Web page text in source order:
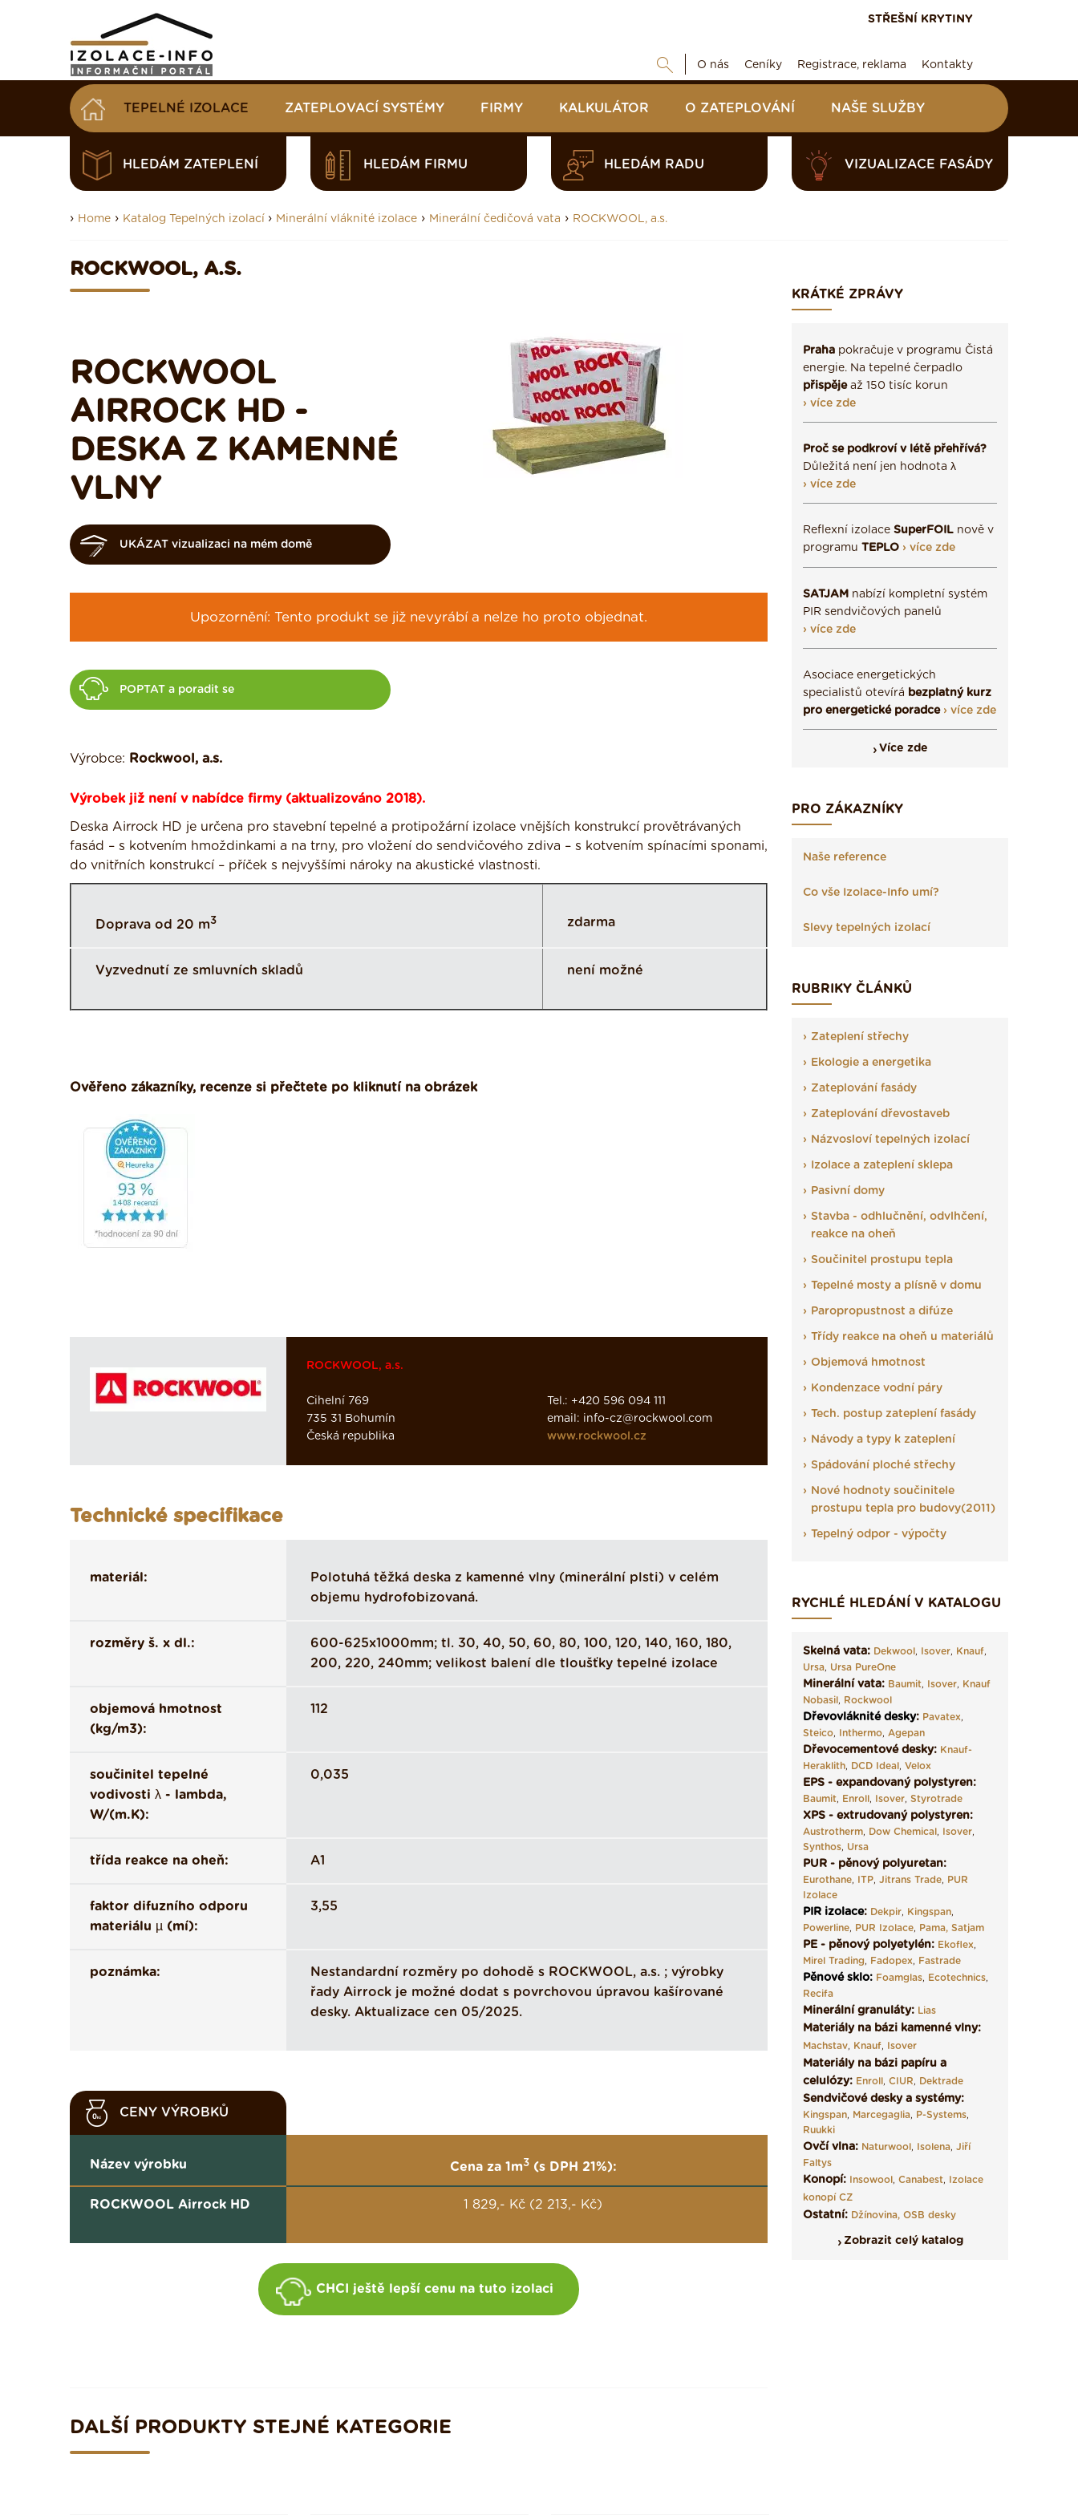
STŘEŠNÍ KRYTINY
O nás Ceníky Registrace, reklama Kontakty
TEPELNÉ IZOLACE ZATEPLOVACÍ SYSTÉMY FIRMY KALKULÁTOR O ZATEPLOVÁNÍ NAŠE SLUŽBY
HLEDÁM ZATEPLENÍ HLEDÁM FIRMU HLEDÁM RADU VIZUALIZACE FASÁDY
› Home › Katalog Tepelných izolací › Minerální vláknité izolace › Minerální čedičová vata › ROCKWOOL, a.s.
ROCKWOOL, A.S.
ROCKWOOL
AIRROCK HD -
DESKA Z KAMENNÉ
VLNY
UKÁZAT vizualizaci na mém domě
Upozornění: Tento produkt se již nevyrábí a nelze ho proto objednat.
POPTAT a poradit se
Výrobce: Rockwool, a.s.
Výrobek již není v nabídce firmy (aktualizováno 2018).
Deska Airrock HD je určena pro stavební tepelné a protipožární izolace vnějších konstrukcí provětrávaných
fasád – s kotvením hmoždinkami a na trny, pro vložení do sendvičového zdiva – s kotvením spínacími sponami,
do vnitřních konstrukcí – příček s nejvyššími nároky na akustické vlastnosti.
Doprava od 20 m3 zdarma
Vyzvednutí ze smluvních skladů není možné
Ověřeno zákazníky, recenze si přečtete po kliknutí na obrázek
ROCKWOOL, a.s.
Cihelní 769
735 31 Bohumín
Česká republika
Tel.: +420 596 094 111
email: info-cz@rockwool.com
www.rockwool.cz
Technické specifikace
materiál:
Polotuhá těžká deska z kamenné vlny (minerální plsti) v celém
objemu hydrofobizovaná.
rozměry š. x dl.:
600-625x1000mm; tl. 30, 40, 50, 60, 80, 100, 120, 140, 160, 180,
200, 220, 240mm; velikost balení dle tloušťky tepelné izolace
objemová hmotnost
(kg/m3):
112
součinitel tepelné
vodivosti λ - lambda,
W/(m.K):
0,035
třída reakce na oheň: A1
faktor difuzního odporu
materiálu µ (mí):
3,55
poznámka:
Nestandardní rozměry po dohodě s ROCKWOOL, a.s. ; výrobky
řady Airrock je možné dodat s povrchovou úpravou kašírované
desky. Aktualizace cen 05/2025.
CENY VÝROBKŮ
Název výrobku Cena za 1m3(s DPH 21%):
ROCKWOOL Airrock HD 1 829,- Kč (2 213,- Kč)
CHCI ještě lepší cenu na tuto izolaci
DALŠÍ PRODUKTY STEJNÉ KATEGORIE
KRÁTKÉ ZPRÁVY
Praha pokračuje v programu Čistá
energie. Na tepelné čerpadlo
přispějeaž 150 tisíc korun
› více zde
Proč se podkroví v létě přehřívá?
Důležitá není jen hodnota λ
› více zde
Reflexní izolace SuperFOIL nově v
programu TEPLO › více zde
SATJAM nabízí kompletní systém
PIR sendvičových panelů
› více zde
Asociace energetických
specialistů otevírá bezplatný kurz
pro energetické poradce › více zde
Více zde
PRO ZÁKAZNÍKY
Naše reference
Co vše Izolace-Info umí?
Slevy tepelných izolací
RUBRIKY ČLÁNKŮ
Zateplení střechy
Ekologie a energetika
Zateplování fasády
Zateplování dřevostaveb
Názvosloví tepelných izolací
Izolace a zateplení sklepa
Pasivní domy
Stavba - odhlučnění, odvlhčení,
reakce na oheň
Součinitel prostupu tepla
Tepelné mosty a plísně v domu
Paropropustnost a difúze
Třídy reakce na oheň u materiálů
Objemová hmotnost
Kondenzace vodní páry
Tech. postup zateplení fasády
Návody a typy k zateplení
Spádování ploché střechy
Nové hodnoty součinitele
prostupu tepla pro budovy(2011)
Tepelný odpor - výpočty
RYCHLÉ HLEDÁNÍ V KATALOGU
Skelná vata: Dekwool, Isover, Knauf,
Ursa, Ursa PureOne
Minerální vata: Baumit, Isover, Knauf
Nobasil, Rockwool
Dřevovláknité desky: Pavatex,
Steico, Inthermo, Agepan
Dřevocementové desky: Knauf-
Heraklith, DCD Ideal, Velox
EPS - expandovaný polystyren:
Baumit, Enroll, Isover, Styrotrade
XPS - extrudovaný polystyren:
Austrotherm, Dow Chemical, Isover,
Synthos, Ursa
PUR - pěnový polyuretan:
Eurothane, ITP, Jitrans Trade, PUR
Izolace
PIR izolace: Dekpir, Kingspan,
Powerline, PUR Izolace, Pama, Satjam
PE - pěnový polyetylén: Ekoflex,
Mirel Trading, Fadopex, Fastrade
Pěnové sklo: Foamglas, Ecotechnics,
Recifa
Minerální granuláty: Lias
Materiály na bázi kamenné vlny:
Machstav, Knauf, Isover
Materiály na bázi papíru a
celulózy: Enroll, CIUR, Dektrade
Sendvičové desky a systémy:
Kingspan, Marcegaglia, P-Systems,
Ruukki
Ovčí vlna: Naturwool, Isolena, Jiří
Faltys
Konopí: Insowool, Canabest, Izolace
konopí CZ
Ostatní: Džínovina, OSB desky
Zobrazit celý katalog